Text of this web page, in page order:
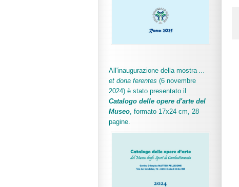
All'inaugurazione della mostra ...
et dona ferentes (6 novembre
2024) è stato presentato il
Catalogo delle opere d'arte del
Museo, formato 17x24 cm, 28
pagine.